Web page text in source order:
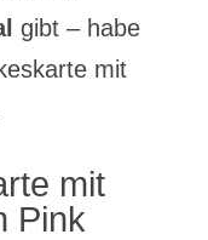
gibt – habe
mit
mit
Pink